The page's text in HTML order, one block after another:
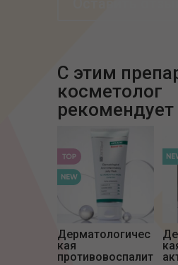
С этим
Дерматологичес
кая
противовоспалит